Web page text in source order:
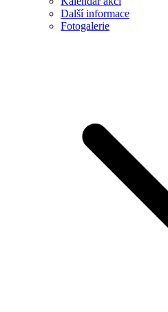
Další informace
Fotogalerie